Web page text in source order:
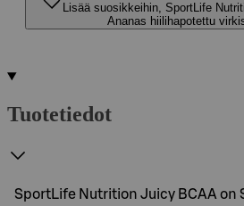
Lisää suosikkeihin, SportLife
Ananas hiilihapotettu
Tuotetiedot
SportLife Nutrition Juicy BCAA on